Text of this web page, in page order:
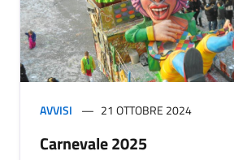
AVVISI 21 OTTOBRE 2024
Carnevale 2025